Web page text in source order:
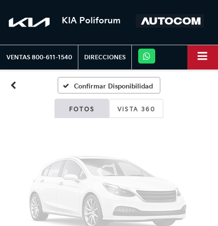
KIA Poliforum
VENTAS 800-611-1540 DIRECCIONES
Confirmar Disponibilidad
FOTOS VISTA 360
Disponibles
Por favor, revise luego